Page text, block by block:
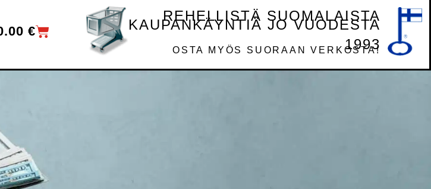
€
REHELLISTÄ SUOMALAISTA
KAUPANKÄYNTIÄ JO VUODESTA
1993
OSTA MYÖS SUORAAN VERKOSTA!